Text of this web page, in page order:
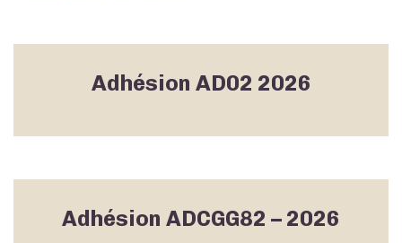
Adhésion AD02 2026
Adhésion ADCGG82 – 2026